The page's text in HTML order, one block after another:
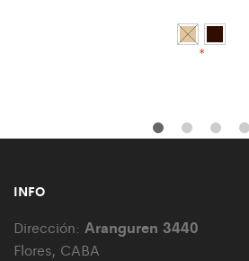
*
INFO
Dirección: Aranguren 3440
Flores, CABA